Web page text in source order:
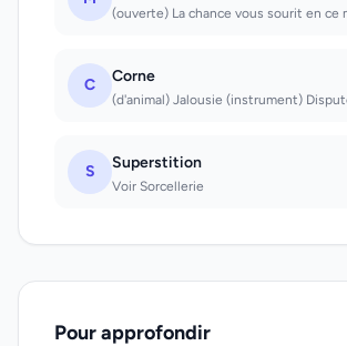
C Corne
S Superstition
Voir Sorcellerie
Pour approfondir